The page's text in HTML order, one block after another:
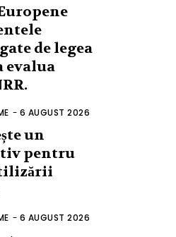
de legea
evalua
- 6 AUGUST 2026
un
pentru
- 6 AUGUST 2026